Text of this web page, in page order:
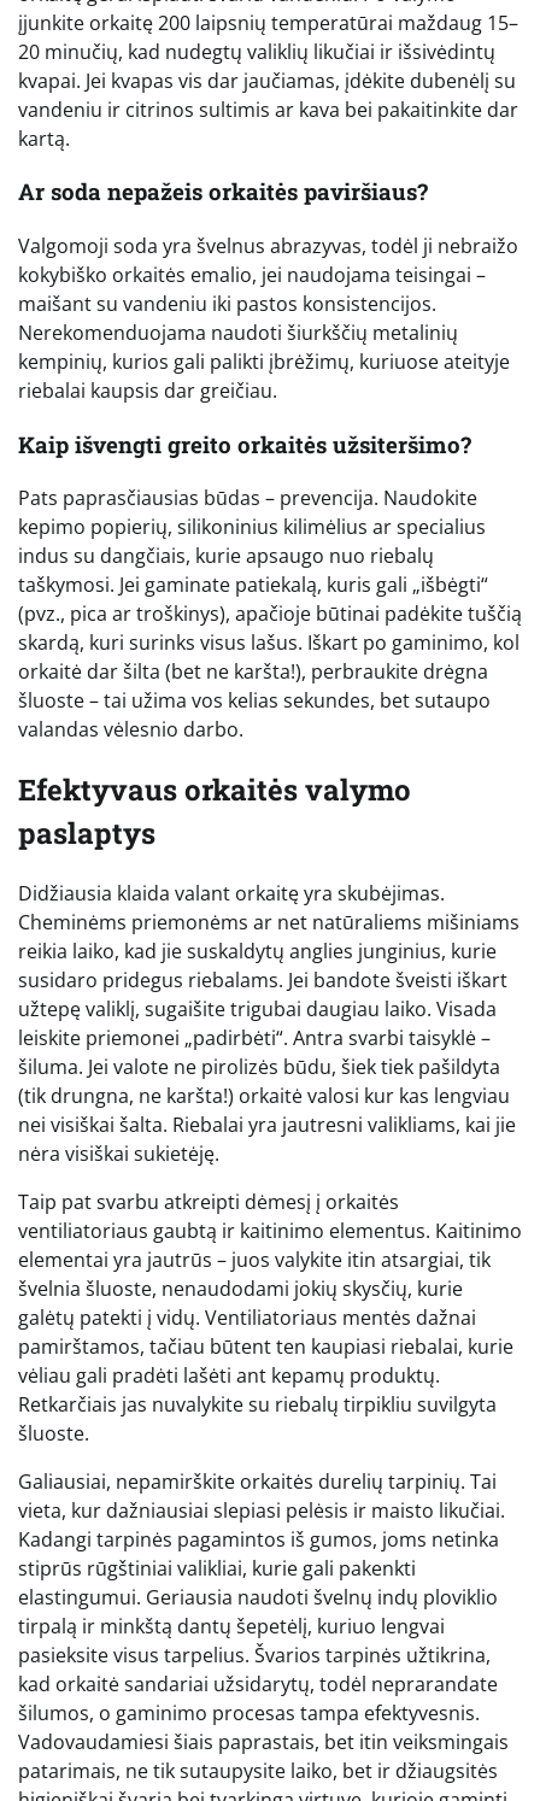
įjunkite orkaitę 200 laipsnių temperatūrai maždaug 15–
20 minučių, kad nudegtų valiklių likučiai ir išsivėdintų
kvapai. Jei kvapas vis dar jaučiamas, įdėkite dubenėlį su
vandeniu ir citrinos sultimis ar kava bei pakaitinkite dar
kartą.
Ar soda nepažeis orkaitės paviršiaus?
Valgomoji soda yra švelnus abrazyvas, todėl ji nebraižo
kokybiško orkaitės emalio, jei naudojama teisingai –
maišant su vandeniu iki pastos konsistencijos.
Nerekomenduojama naudoti šiurkščių metalinių
kempinių, kurios gali palikti įbrėžimų, kuriuose ateityje
riebalai kaupsis dar greičiau.
Kaip išvengti greito orkaitės užsiteršimo?
Pats paprasčiausias būdas – prevencija. Naudokite
kepimo popierių, silikoninius kilimėlius ar specialius
indus su dangčiais, kurie apsaugo nuo riebalų
taškymosi. Jei gaminate patiekalą, kuris gali „išbėgti“
(pvz., pica ar troškinys), apačioje būtinai padėkite tuščią
skardą, kuri surinks visus lašus. Iškart po gaminimo, kol
orkaitė dar šilta (bet ne karšta!), perbraukite drėgna
šluoste – tai užima vos kelias sekundes, bet sutaupo
valandas vėlesnio darbo.
Efektyvaus orkaitės valymo
paslaptys
Didžiausia klaida valant orkaitę yra skubėjimas.
Cheminėms priemonėms ar net natūraliems mišiniams
reikia laiko, kad jie suskaldytų anglies junginius, kurie
susidaro pridegus riebalams. Jei bandote šveisti iškart
užtepę valiklį, sugaišite trigubai daugiau laiko. Visada
leiskite priemonei „padirbėti“. Antra svarbi taisyklė –
šiluma. Jei valote ne pirolizės būdu, šiek tiek pašildyta
(tik drungna, ne karšta!) orkaitė valosi kur kas lengviau
nei visiškai šalta. Riebalai yra jautresni valikliams, kai jie
nėra visiškai sukietėję.
Taip pat svarbu atkreipti dėmesį į orkaitės
ventiliatoriaus gaubtą ir kaitinimo elementus. Kaitinimo
elementai yra jautrūs – juos valykite itin atsargiai, tik
švelnia šluoste, nenaudodami jokių skysčių, kurie
galėtų patekti į vidų. Ventiliatoriaus mentės dažnai
pamirštamos, tačiau būtent ten kaupiasi riebalai, kurie
vėliau gali pradėti lašėti ant kepamų produktų.
Retkarčiais jas nuvalykite su riebalų tirpikliu suvilgyta
šluoste.
Galiausiai, nepamirškite orkaitės durelių tarpinių. Tai
vieta, kur dažniausiai slepiasi pelėsis ir maisto likučiai.
Kadangi tarpinės pagamintos iš gumos, joms netinka
stiprūs rūgštiniai valikliai, kurie gali pakenkti
elastingumui. Geriausia naudoti švelnų indų ploviklio
tirpalą ir minkštą dantų šepetėlį, kuriuo lengvai
pasieksite visus tarpelius. Švarios tarpinės užtikrina,
kad orkaitė sandariai užsidarytų, todėl neprarandate
šilumos, o gaminimo procesas tampa efektyvesnis.
Vadovaudamiesi šiais paprastais, bet itin veiksmingais
patarimais, ne tik sutaupysite laiko, bet ir džiaugsitės